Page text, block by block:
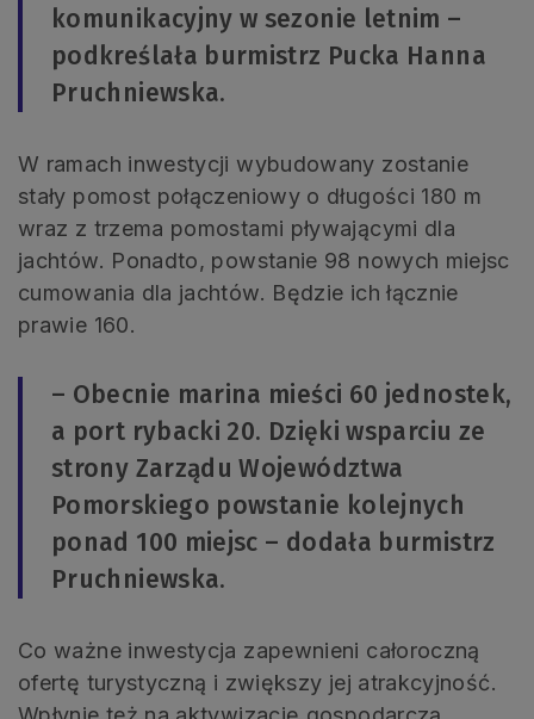
komunikacyjny w sezonie letnim –
podkreślała burmistrz Pucka Hanna
Pruchniewska.
W ramach inwestycji wybudowany zostanie
stały pomost połączeniowy o długości 180 m
wraz z trzema pomostami pływającymi dla
jachtów. Ponadto, powstanie 98 nowych miejsc
cumowania dla jachtów. Będzie ich łącznie
prawie 160.
– Obecnie marina mieści 60 jednostek,
a port rybacki 20. Dzięki wsparciu ze
strony Zarządu Województwa
Pomorskiego powstanie kolejnych
ponad 100 miejsc – dodała burmistrz
Pruchniewska.
Co ważne inwestycja zapewnieni całoroczną
ofertę turystyczną i zwiększy jej atrakcyjność.